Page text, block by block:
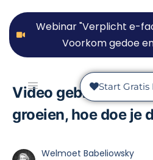
Webinar "Verplicht e-
Voorkom gedoe
Start Gratis
Video gebruiken
groeien, hoe doe je
Welmoet Babeliowsky